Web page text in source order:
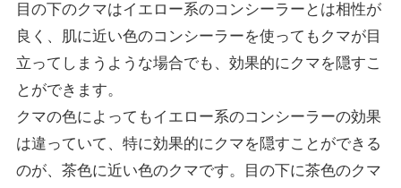
目の下のクマはイエロー系のコンシーラーとは相性が
良く、肌に近い色のコンシーラーを使ってもクマが目
立ってしまうような場合でも、効果的にクマを隠すこ
とができます。
クマの色によってもイエロー系のコンシーラーの効果
は違っていて、特に効果的にクマを隠すことができる
のが、茶色に近い色のクマです。目の下に茶色のクマ